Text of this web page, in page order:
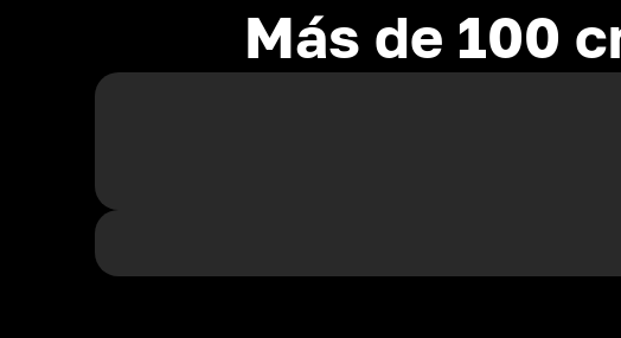
Más de 100